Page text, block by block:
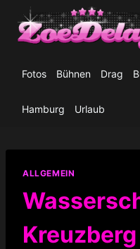
Inhalt
springen
Fotos Bühnen Drag
Hamburg Urlaub
ALLGEMEIN
Kreuzberg